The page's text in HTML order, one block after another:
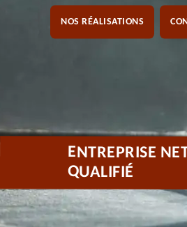
NOS RÉALISATIONS
ENTREPRISE
QUALIFIÉ